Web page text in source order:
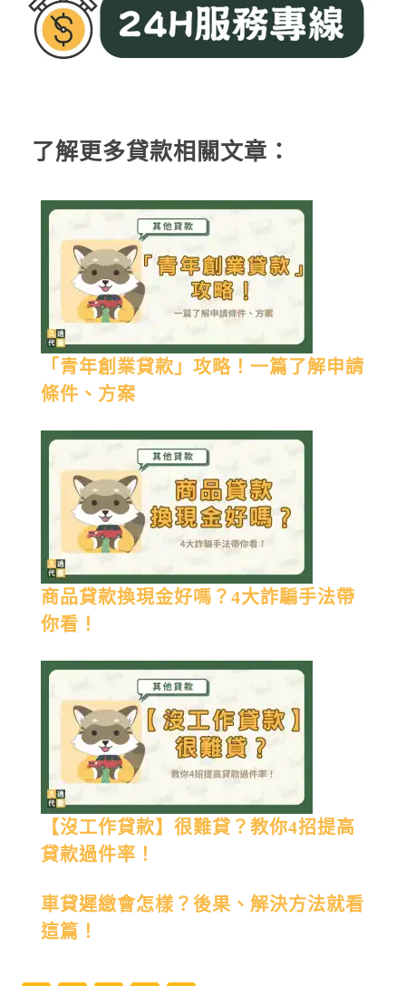
了解更多貸款相關文章：
「青年創業貸款」攻略！一篇了解申請
條件、方案
商品貸款換現金好嗎？4大詐騙手法帶
你看！
【沒工作貸款】很難貸？教你4招提高
貸款過件率！
車貸遲繳會怎樣？後果、解決方法就看
這篇！